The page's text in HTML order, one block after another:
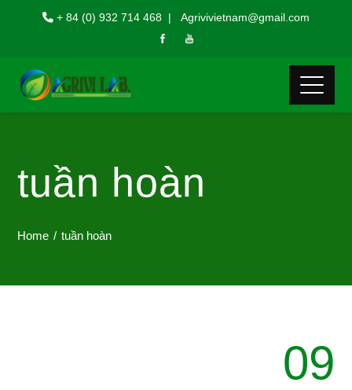
+ 84 (0) 932 714 468 | Agrivivietnam@gmail.com
tuần hoàn
Home tuần hoàn
09